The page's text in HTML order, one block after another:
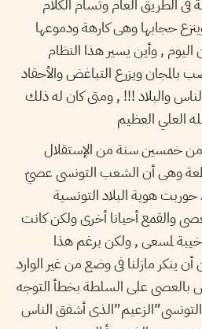
الطريق العام وتسام الكلام
حجابها وهى كارهة ودموعها
, وأين يسير هذا النظام
ويزرع التباغض والأحقاد
والبلاد !!! , ومتى كان له ذلك
العلي العظيم
من خمسين سنة من الإستقلال
وهى أن الشعب التونسى عصيّ
هوية البلاد التونسية
والقمع أحيانا أخرى ولكن كانت
لمسعى , ولكن برغم هذا
ينكر مازلنا فى وضع من غير الوارد
بالعصى على السلطة بخطأ التوجه
أشفق الناس